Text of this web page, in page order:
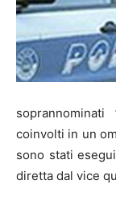
coinvolti in un
sono stati
diretta dal vice